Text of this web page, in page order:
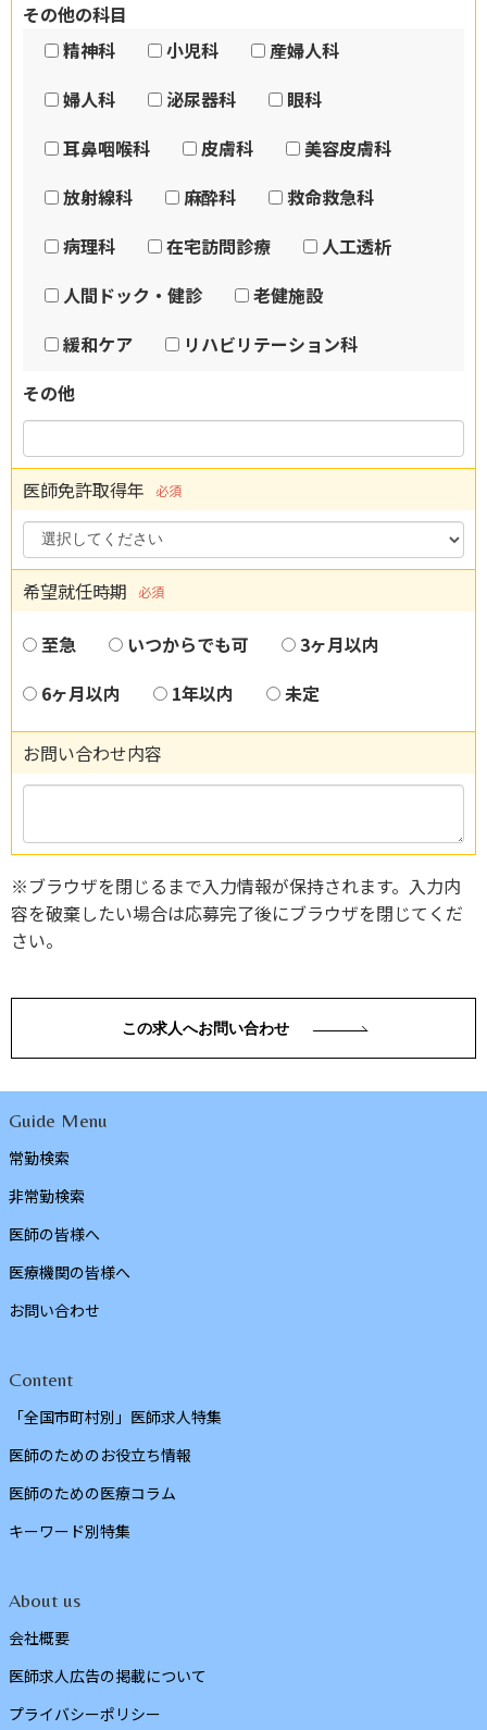
その他の科目
精神科
小児科
産婦人科
婦人科
泌尿器科
眼科
耳鼻咽喉科
皮膚科
美容皮膚科
放射線科
麻酔科
救命救急科
病理科
在宅訪問診療
人工透析
人間ドック・健診
老健施設
緩和ケア
リハビリテーション科
その他
医師免許取得年 必須
希望就任時期 必須
至急 いつからでも可
3ヶ月以内
6ヶ月以内
1年以内 未定
お問い合わせ内容
※ブラウザを閉じるまで入力情報が保持されます。入力内
容を破棄したい場合は応募完了後にブラウザを閉じてくだ
さい。
この求人へお問い合わせ
Guide Menu
常勤検索
非常勤検索
医師の皆様へ
医療機関の皆様へ
お問い合わせ
Content
「全国市町村別」医師求人特集
医師のためのお役立ち情報
医師のための医療コラム
キーワード別特集
About us
会社概要
医師求人広告の掲載について
プライバシーポリシー